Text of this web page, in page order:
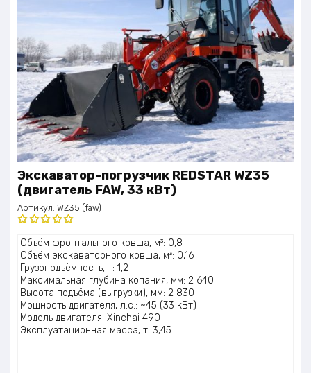
Экскаватор-погрузчик REDSTAR WZ35
(двигатель FAW, 33 кВт)
Артикул: WZ35 (faw)
Оценка
5.00из 5
Объём фронтального ковша, м³: 0,8
Объём экскаваторного ковша, м³: 0,16
Грузоподъёмность, т: 1,2
Максимальная глубина копания, мм: 2 640
Высота подъёма (выгрузки), мм: 2 830
Мощность двигателя, л.с.: ~45 (33 кВт)
Модель двигателя: Xinchai 490
Эксплуатационная масса, т: 3,45